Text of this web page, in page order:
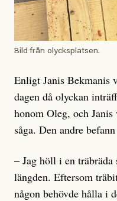
Bild från olycksplatsen.
Enligt Janis Bekmanis
dagen då olyckan
honom Oleg, och
såga. Den andre
– Jag höll i en
längden. Eftersom
någon behövde hålla i